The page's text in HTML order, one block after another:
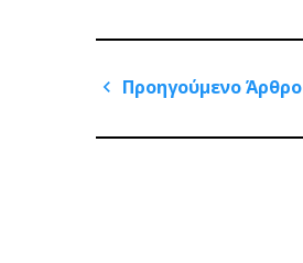
Πλοήγηση
άρθρων
Προηγούμενο Άρθρο